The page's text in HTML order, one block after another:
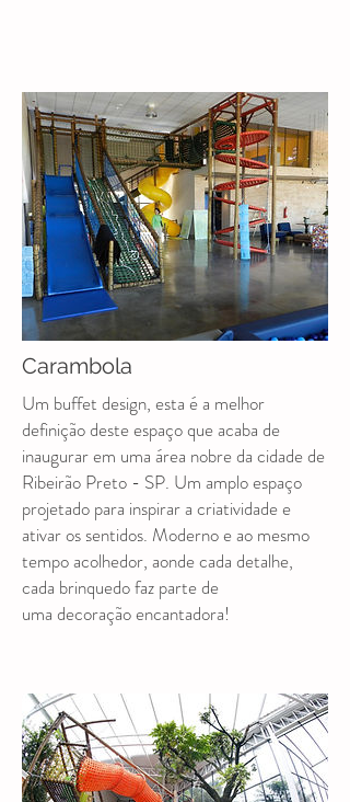
Carambola
Um buffet design, esta é a melhor
definição deste espaço que acaba de
inaugurar em uma área nobre da cidade de
Ribeirão Preto - SP. Um amplo espaço
projetado para inspirar a criatividade e
ativar os sentidos. Moderno e ao mesmo
tempo acolhedor, aonde cada detalhe,
cada brinquedo faz parte de
uma decoração encantadora!